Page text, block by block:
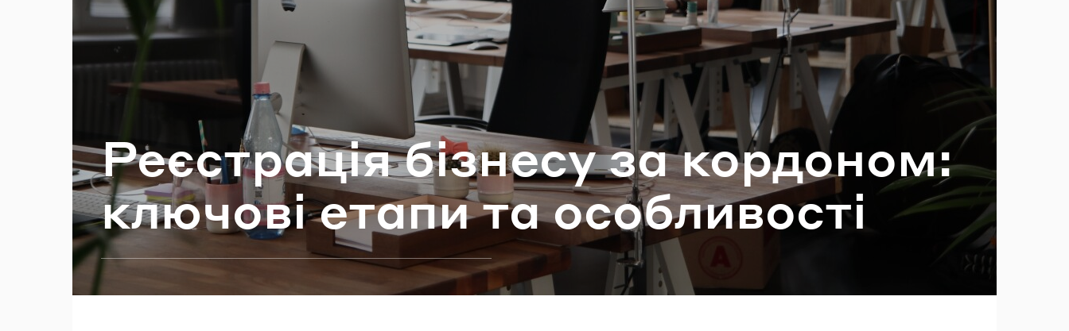
Ре­є­стра­ція бі­зне­су за кор­до­ном:
клю­чо­ві етапи та осо­бли­во­сті
Забули пароль?
УВІЙТИ